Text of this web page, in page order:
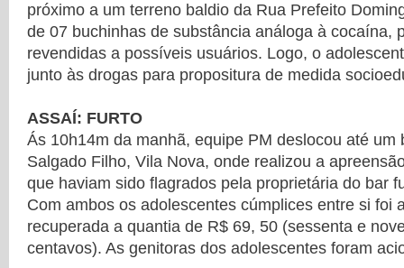
próximo a um terreno baldio da Rua Prefeito
de 07 buchinhas de substância análoga à cocaína,
revendidas a possíveis usuários. Logo, o
junto às drogas para propositura de medida
ASSAÍ: FURTO
Ás 10h14m da manhã, equipe PM deslocou até um
Salgado Filho, Vila Nova, onde realizou a
que haviam sido flagrados pela proprietária do bar
Com ambos os adolescentes cúmplices entre si foi
recuperada a quantia de R$ 69, 50 (sessenta e
centavos). As genitoras dos adolescentes foram